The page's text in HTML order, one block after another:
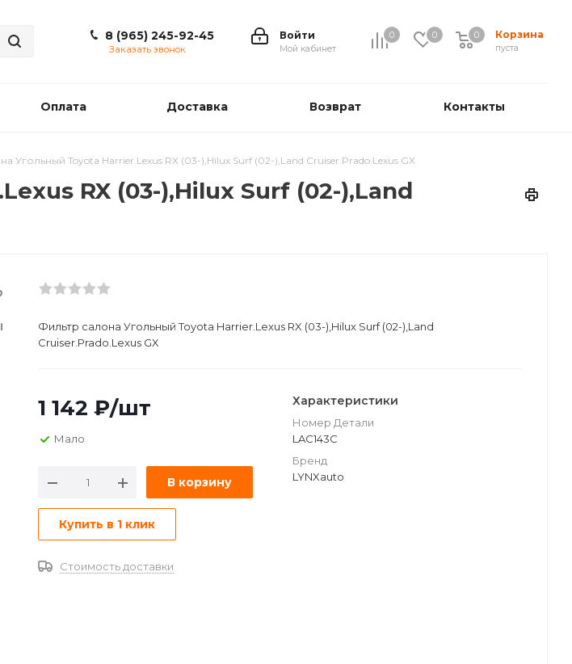
0 0 Корзина
0
пуста
0
Войти
Мой кабинет
8 (965) 245-92-45
Заказать звонок
Оплата Доставка Возврат Контакты
Угольный Toyota Harrier.Lexus RX (03-),Hilux Surf (02-),Land Cruiser.Prado.Lexus GX
RX (03-),Hilux Surf (02-),Land
Фильтр салона Угольный Toyota Harrier.Lexus RX (03-),Hilux Surf (02-),Land
Cruiser.Prado.Lexus GX
1 142 ₽/шт
Мало
В корзину
Купить в 1 клик
Стоимость доставки
Характеристики
Номер Детали
LAC143C
Бренд
LYNXauto